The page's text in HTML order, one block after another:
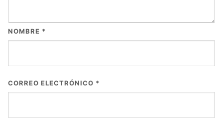
NOMBRE *
CORREO ELECTRÓNICO *